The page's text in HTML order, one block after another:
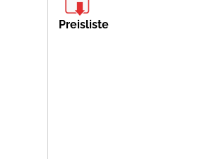
Preisliste